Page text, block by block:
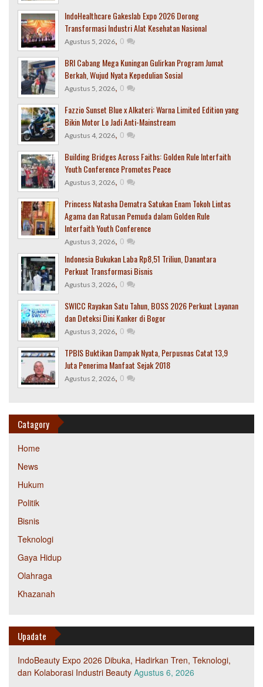
IndoHealthcare Gakeslab Expo 2026 Dorong
Transformasi Industri Alat Kesehatan Nasional
Agustus 5, 2026, 0
BRI Cabang Mega Kuningan Gulirkan Program Jumat
Berkah, Wujud Nyata Kepedulian Sosial
Agustus 5, 2026, 0
Fazzio Sunset Blue x Alkateri: Warna Limited Edition yang
Bikin Motor Lo Jadi Anti-Mainstream
Agustus 4, 2026, 0
Building Bridges Across Faiths: Golden Rule Interfaith
Youth Conference Promotes Peace
Agustus 3, 2026, 0
Princess Natasha Dematra Satukan Enam Tokoh Lintas
Agama dan Ratusan Pemuda dalam Golden Rule
Interfaith Youth Conference
Agustus 3, 2026, 0
Indonesia Bukukan Laba Rp8,51 Triliun, Danantara
Perkuat Transformasi Bisnis
Agustus 3, 2026, 0
SWICC Rayakan Satu Tahun, BOSS 2026 Perkuat Layanan
dan Deteksi Dini Kanker di Bogor
Agustus 3, 2026, 0
TPBIS Buktikan Dampak Nyata, Perpusnas Catat 13,9
Juta Penerima Manfaat Sejak 2018
Agustus 2, 2026, 0
Catagory
Home
News
Hukum
Politik
Bisnis
Teknologi
Gaya Hidup
Olahraga
Khazanah
Upadate
IndoBeauty Expo 2026 Dibuka, Hadirkan Tren, Teknologi,
dan Kolaborasi Industri Beauty Agustus 6, 2026